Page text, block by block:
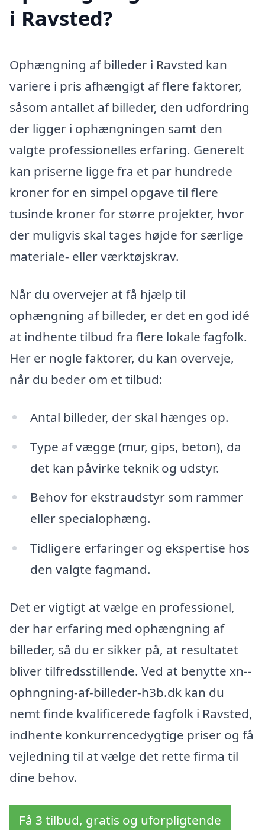
i Ravsted?
Ophængning af billeder i Ravsted kan
variere i pris afhængigt af flere faktorer,
såsom antallet af billeder, den udfordring
der ligger i ophængningen samt den
valgte professionelles erfaring. Generelt
kan priserne ligge fra et par hundrede
kroner for en simpel opgave til flere
tusinde kroner for større projekter, hvor
der muligvis skal tages højde for særlige
materiale- eller værktøjskrav.
Når du overvejer at få hjælp til
ophængning af billeder, er det en god idé
at indhente tilbud fra flere lokale fagfolk.
Her er nogle faktorer, du kan overveje,
når du beder om et tilbud:
Antal billeder, der skal hænges op.
Type af vægge (mur, gips, beton), da
det kan påvirke teknik og udstyr.
Behov for ekstraudstyr som rammer
eller specialophæng.
Tidligere erfaringer og ekspertise hos
den valgte fagmand.
Det er vigtigt at vælge en professionel,
der har erfaring med ophængning af
billeder, så du er sikker på, at resultatet
bliver tilfredsstillende. Ved at benytte xn--
ophngning-af-billeder-h3b.dk kan du
nemt finde kvalificerede fagfolk i Ravsted,
indhente konkurrencedygtige priser og få
vejledning til at vælge det rette firma til
dine behov.
Få 3 tilbud, gratis og uforpligtende